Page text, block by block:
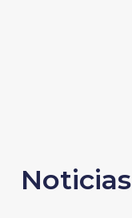
Noticias